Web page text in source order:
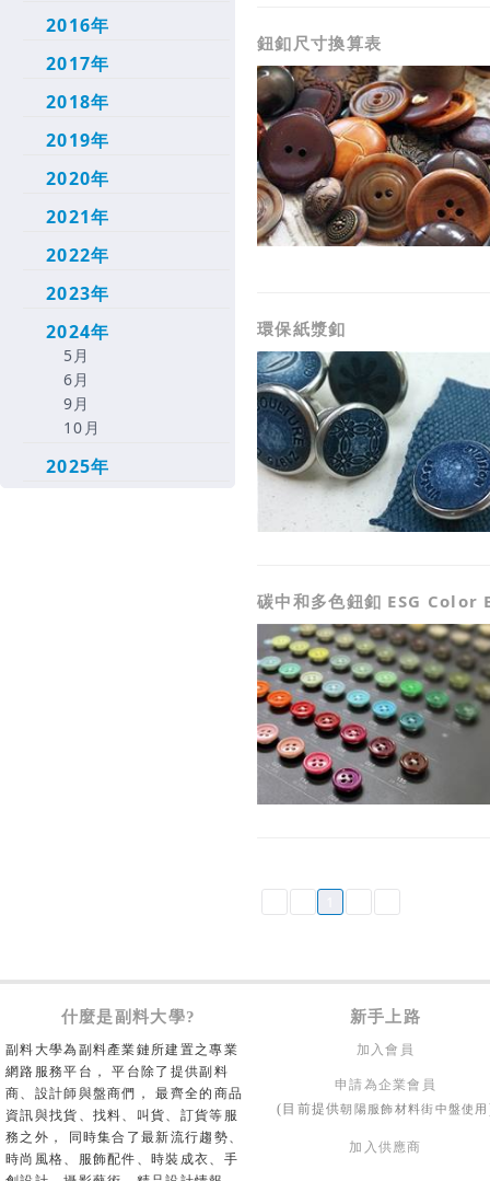
2016年
2017年
2018年
2019年
2020年
2021年
2022年
2023年
2024年
5月
6月
9月
10月
2025年
鈕釦尺寸換算表
環保紙漿釦
碳中和多色鈕釦 ESG
什麼是副料大學? 新手上路
副料大學為副料產業鏈所建置之專業
網路服務平台， 平台除了提供副料
商、設計師與盤商們， 最齊全的商品
資訊與找貨、找料、叫貨、訂貨等服
務之外， 同時集合了最新流行趨勢、
時尚風格、服飾配件、時裝成衣、手
加入會員
申請為企業會員
(目前提供朝陽服飾材料街中盤使用
加入供應商